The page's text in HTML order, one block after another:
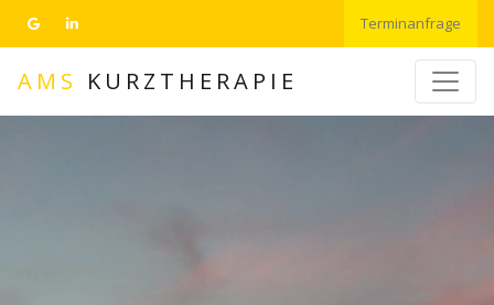
Terminanfrage
AMS KURZTHERAPIE